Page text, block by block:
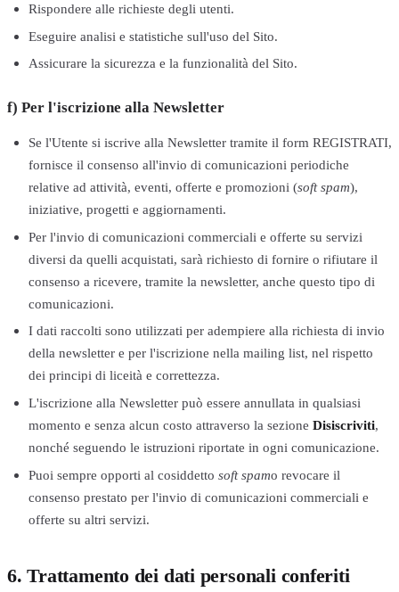
Rispondere alle richieste degli utenti.
Eseguire analisi e statistiche sull'uso del Sito.
Assicurare la sicurezza e la funzionalità del Sito.
f) Per l'iscrizione alla Newsletter
Se l'Utente si iscrive alla Newsletter tramite il form REGISTRATI,
fornisce il consenso all'invio di comunicazioni periodiche
relative ad attività, eventi, offerte e promozioni (soft spam),
iniziative, progetti e aggiornamenti.
Per l'invio di comunicazioni commerciali e offerte su servizi
diversi da quelli acquistati, sarà richiesto di fornire o rifiutare il
consenso a ricevere, tramite la newsletter, anche questo tipo di
comunicazioni.
I dati raccolti sono utilizzati per adempiere alla richiesta di invio
della newsletter e per l'iscrizione nella mailing list, nel rispetto
dei principi di liceità e correttezza.
L'iscrizione alla Newsletter può essere annullata in qualsiasi
momento e senza alcun costo attraverso la sezione Disiscriviti,
nonché seguendo le istruzioni riportate in ogni comunicazione.
Puoi sempre opporti al cosiddetto soft spamo revocare il
consenso prestato per l'invio di comunicazioni commerciali e
offerte su altri servizi.
6. Trattamento dei dati personali conferiti